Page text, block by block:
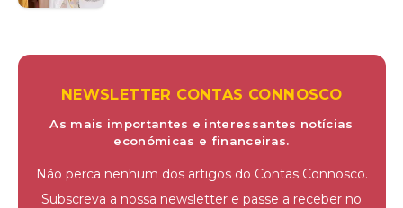
NEWSLETTER CONTAS CONNOSCO
As mais importantes e interessantes notícias
económicas e financeiras.
Não perca nenhum dos artigos do Contas Connosco.
Subscreva a nossa newsletter e passe a receber no